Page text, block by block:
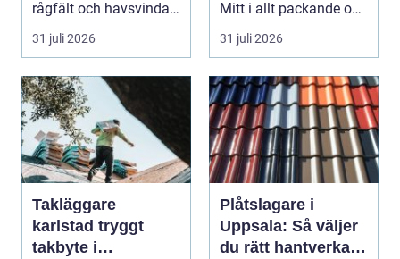
rågfält och havsvindar,
har
31 juli 2026
Mitt i allt packande och
planerande dy...
31 juli 2026
Takläggare
karlstad tryggt
takbyte i
Plåtslagare i
Uppsala: Så väljer
du rätt hantverkare